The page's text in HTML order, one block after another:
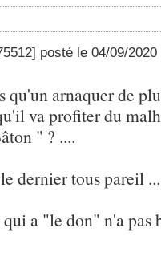
posté le 04/09/
arnaquer de
va profiter du
" ? ....
dernier tous pareil
a "le don" n'a pas